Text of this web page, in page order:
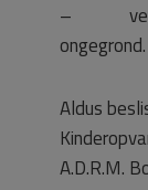
–
ongegrond.
Aldus
A.D.R.M.